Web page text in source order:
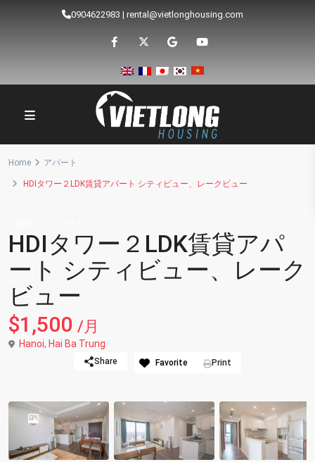
0904622983 | rental@vietlonghousing.com
Home アパート
HDIタワー２LDK賃貸アパート シティビュー、レークビュー
HDIタワー２LDK賃貸アパ
ート シティビュー、レーク
ビュー
$1,500 /月
Hanoi, Hai Ba Trung
Share Favorite Print